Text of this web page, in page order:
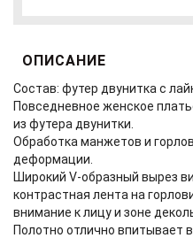
ОПИСАНИЕ
Состав: футер двунитка с
Повседневное женское
из футера двунитки.
Обработка манжетов и
деформации.
Широкий V-образный вырез
контрастная лента на
внимание к лицу и зоне
Полотно отлично впитывает